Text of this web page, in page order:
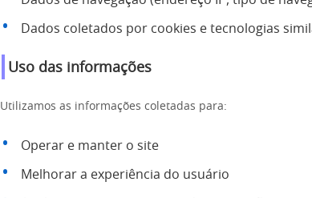
Dados coletados por cookies e tecnologias
Uso das informações
Utilizamos as informações coletadas para:
Operar e manter o site
Melhorar a experiência do usuário